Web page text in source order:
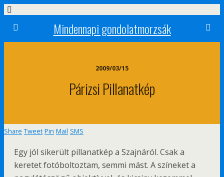
Mindennapi gondolatmorzsák
2009/03/15
Párizsi Pillanatkép
Share Tweet Pin Mail SMS
Egy jól sikerült pillanatkép a Szajnáról. Csak a
keretet fotóboltoztam, semmi mást. A színeket a